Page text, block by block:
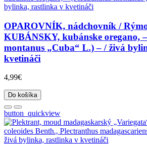
OPAROVNÍK, nádchovník /
KUBÁNSKY, kubánske oregano,
montanus „Cuba“ L.) – / živá
kvetináči
4,99€
Do košíka
button_quickview